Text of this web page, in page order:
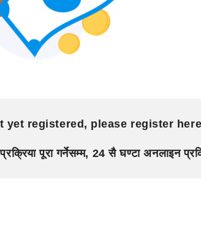
yet registered, please register
प्रक्रिया पूरा गर्नेसम्म, 24 सै घण्टा अनलाइन